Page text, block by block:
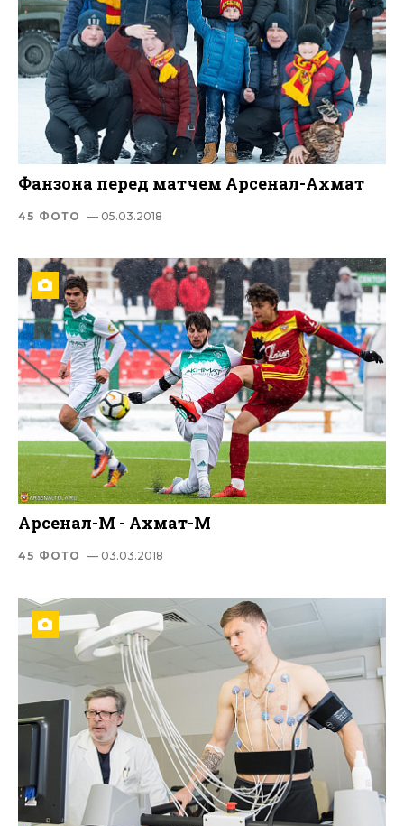
Фанзона перед матчем Арсенал-Ахмат
45 ФОТО — 05.03.2018
Арсенал-М - Ахмат-М
45 ФОТО — 03.03.2018